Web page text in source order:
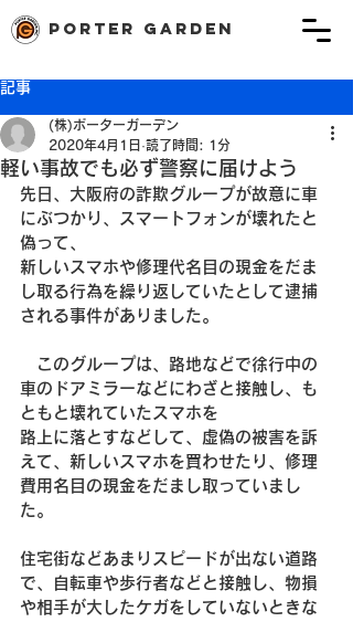
porter garden
記事
軽い事故でも必ず警察に届けよう
(株)ポーターガーデン
2020年4月1日 読了時間: 1分
先日、大阪府の詐欺グループが故意に車
にぶつかり、スマートフォンが壊れたと
偽って、
新しいスマホや修理代名目の現金をだま
し取る行為を繰り返していたとして逮捕
される事件がありました。
このグループは、路地などで徐行中の
車のドアミラーなどにわざと接触し、も
ともと壊れていたスマホを
路上に落とすなどして、虚偽の被害を訴
えて、新しいスマホを買わせたり、修理
費用名目の現金をだまし取っていまし
た。
住宅街などあまりスピードが出ない道路
で、自転車や歩行者などと接触し、物損
や相手が大したケガをしていないときな